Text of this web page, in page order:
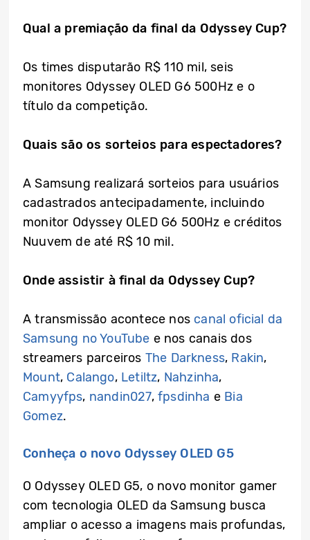
Qual a premiação da final da Odyssey Cup?
Os times disputarão R$ 110 mil, seis
monitores Odyssey OLED G6 500Hz e o
título da competição.
Quais são os sorteios para espectadores?
A Samsung realizará sorteios para usuários
cadastrados antecipadamente, incluindo
monitor Odyssey OLED G6 500Hz e créditos
Nuuvem de até R$ 10 mil.
Onde assistir à final da Odyssey Cup?
A transmissão acontece nos canal oficial da
Samsung no YouTube e nos canais dos
streamers parceiros The Darkness, Rakin,
Mount, Calango, Letiltz, Nahzinha,
Camyyfps, nandin027, fpsdinha e Bia
Gomez.
Conheça o novo Odyssey OLED G5
O Odyssey OLED G5, o novo monitor gamer
com tecnologia OLED da Samsung busca
ampliar o acesso a imagens mais profundas,